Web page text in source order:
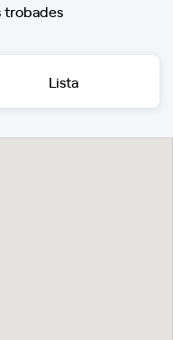
trobades
Lista